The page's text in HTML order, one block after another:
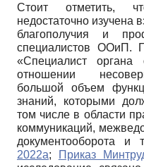
Стоит отметить,
недостаточно изучена
благополучия и
специалистов ООиП.
«Специалист органа
отношении
большой объем
знаний, которыми
том числе в области
коммуникаций,
документооборота и
2022а; Приказ